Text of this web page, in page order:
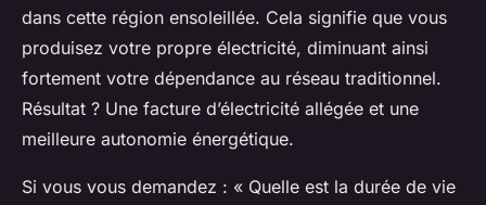
dans cette région ensoleillée. Cela signifie que vous
produisez votre propre électricité, diminuant ainsi
fortement votre dépendance au réseau traditionnel.
Résultat ? Une facture d’électricité allégée et une
meilleure autonomie énergétique.
Si vous vous demandez : « Quelle est la durée de vie